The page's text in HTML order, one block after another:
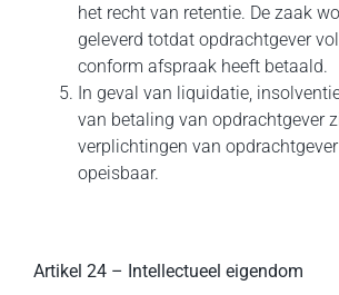
het recht van retentie. De zaak
geleverd totdat opdrachtgever
conform afspraak heeft betaald.
In geval van liquidatie,
van betaling van opdrachtgever
verplichtingen van
opeisbaar.
Artikel 24 – Intellectueel eigendom